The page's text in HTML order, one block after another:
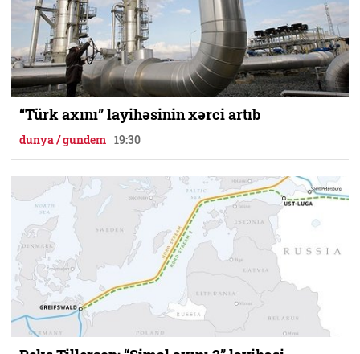
“Türk axını” layihəsinin xərci artıb
dunya / gundem 19:30